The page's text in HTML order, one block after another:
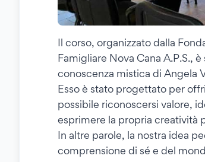
Il corso, organizzato dalla
Famigliare Nova Cana A.P.S.,
conoscenza mistica di Angela
Esso è stato progettato per
possibile riconoscersi valore,
esprimere la propria creatività
In altre parole, la nostra idea
comprensione di sé e del